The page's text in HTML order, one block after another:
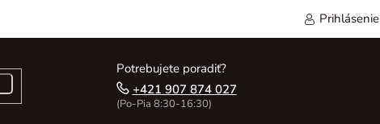
Prihlásenie
Potrebujete poradiť?
+421 907 874 027
(Po-Pia 8:30-16:30)